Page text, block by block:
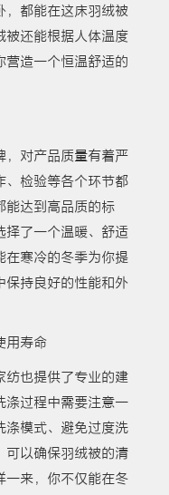
，都能在这床羽绒被
被还能根据人体温度
营造一个恒温舒适的
，对产品质量有着严
、检验等各个环节都
能达到高品质的标
择了一个温暖、舒适
在寒冷的冬季为你提
保持良好的性能和外
用寿命
纺也提供了专业的建
涤过程中需要注意一
涤模式、避免过度洗
可以确保羽绒被的清
一来，你不仅能在冬